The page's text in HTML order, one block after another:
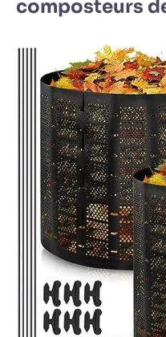
composteurs